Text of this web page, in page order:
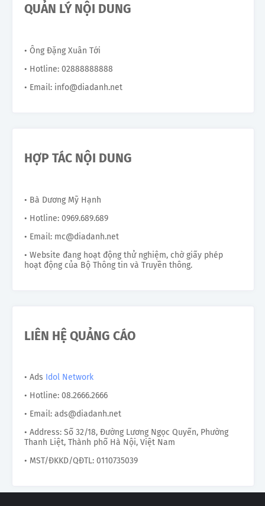
QUẢN LÝ NỘI DUNG
• Ông Đặng Xuân Tới
• Hotline: 02888888888
• Email: info@diadanh.net
HỢP TÁC NỘI DUNG
• Bà Dương Mỹ Hạnh
• Hotline: 0969.689.689
• Email: mc@diadanh.net
• Website đang hoạt động thử nghiệm, chờ giấy phép
hoạt động của Bộ Thông tin và Truyền thông.
LIÊN HỆ QUẢNG CÁO
• Ads Idol Network
• Hotline: 08.2666.2666
• Email: ads@diadanh.net
• Address: Số 32/18, Đường Lương Ngọc Quyến, Phường
Thanh Liệt, Thành phố Hà Nội, Việt Nam
• MST/ĐKKD/QĐTL: 0110735039